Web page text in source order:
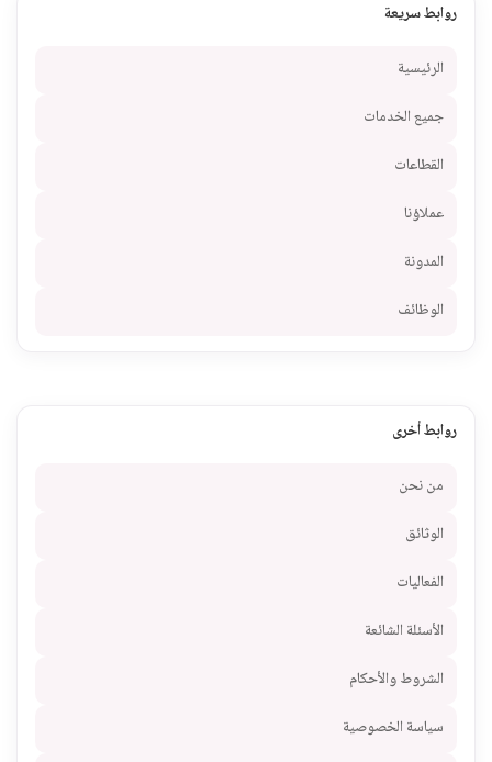
روابط سريعة
الرئيسية
جميع الخدمات
القطاعات
عملاؤنا
المدونة
الوظائف
روابط أخرى
من نحن
الوثائق
الفعاليات
الأسئلة الشائعة
الشروط والأحكام
سياسة الخصوصية